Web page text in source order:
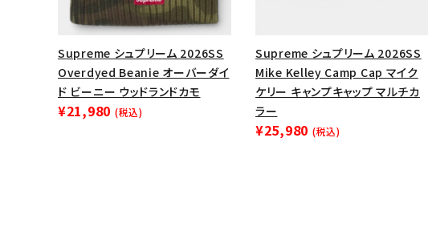
Supreme シュプリーム 2026SS
Overdyed Beanie オーバーダイ
ド ビーニー ウッドランドカモ
¥21,980 (税込)
Supreme シュプリーム 2026SS
Mike Kelley Camp Cap マイク
ケリー キャンプキャップ マルチカ
ラー
¥25,980 (税込)